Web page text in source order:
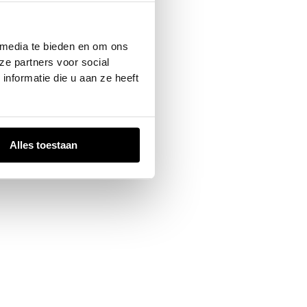
te bieden en om ons
partners voor social
die u aan ze heeft
Alles toestaan
for more information).